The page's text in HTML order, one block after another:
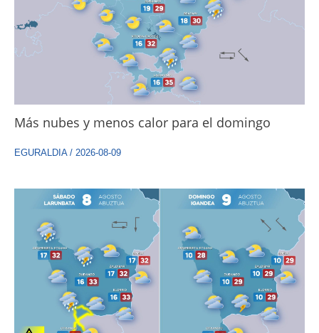
Más nubes y menos calor para el domingo
EGURALDIA/ 2026-08-09